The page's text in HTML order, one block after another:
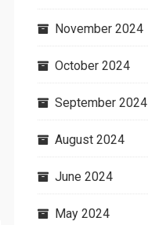
November 2024
October 2024
September 2024
August 2024
June 2024
May 2024